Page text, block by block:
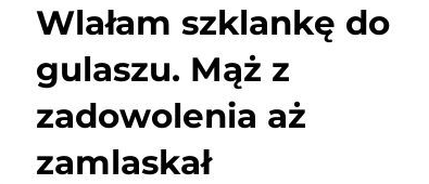
Wlałam szklankę do
gulaszu. Mąż z
zadowolenia aż
zamlaskał